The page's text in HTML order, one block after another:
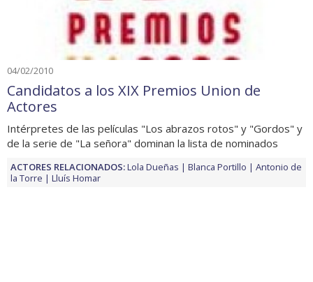
04/02/2010
Candidatos a los XIX Premios Union de
Actores
Intérpretes de las películas "Los abrazos rotos" y "Gordos" y
de la serie de "La señora" dominan la lista de nominados
ACTORES RELACIONADOS:Lola Dueñas Blanca Portillo
Antonio de
la Torre
Lluís Homar